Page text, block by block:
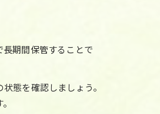
期間保管することで
態を確認しましょう。